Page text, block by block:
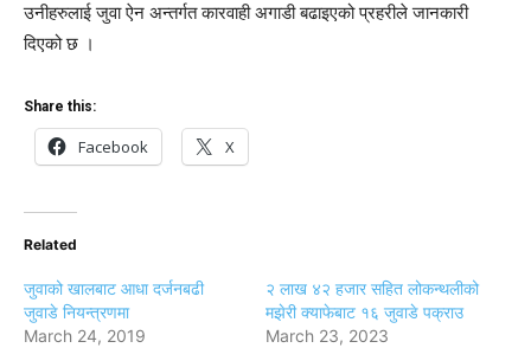
उनीहरुलाई जुवा ऐन अन्तर्गत कारवाही अगाडी बढाइएको प्रहरीले जानकारी
दिएको छ ।
Share this:
Facebook X
Related
जुवाको खालबाट आधा दर्जनबढी
जुवाडे नियन्त्रणमा
March 24, 2019
२ लाख ४२ हजार सहित लोकन्थलीको
मझेरी क्याफेबाट १६ जुवाडे पक्राउ
March 23, 2023